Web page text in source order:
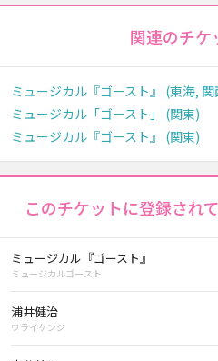
関連のチケ
ミュージカル『ゴースト』 (東海, 関
ミュージカル「ゴースト」 (関東)
ミュージカル『ゴースト』 (関東)
このチケットに登録され
ミュージカル『ゴースト』
ミュージカルゴースト
浦井健治
ウライケンジ